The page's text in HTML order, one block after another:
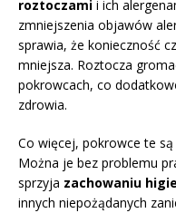
roztoczami i ich
zmniejszenia objawów
sprawia, że konieczność
mniejsza. Roztocza
pokrowcach, co
zdrowia.
Co więcej, pokrowce te
Można je bez problemu
sprzyja zachowaniu
innych niepożądanych